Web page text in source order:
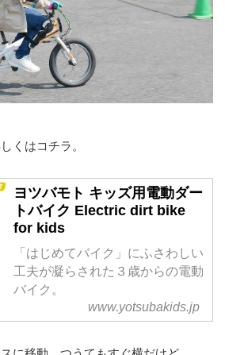
くはコチラ。
ヨツバモト キッズ用電動ダー
トバイク Electric dirt bike
for kids
「はじめてバイク」にふさわしい
工夫が凝らされた３歳からの電動
バイク。
www.yotsubakids.jp